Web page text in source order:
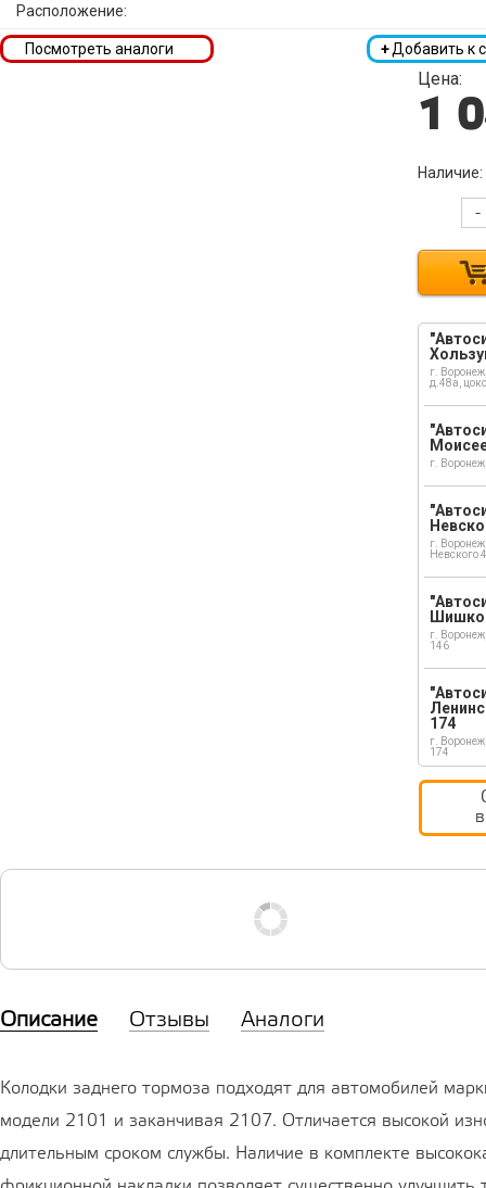
Расположение:
+Добавить к
Посмотреть аналоги
Цена:
1
Наличие:
-
г.
д.48а,
г.
г.
Невского
г.
146
174
г.
174
Описание Отзывы Аналоги
Колодки заднего тормоза подходят для автомобилей
модели 2101 и заканчивая 2107. Отличается высокой
длительным сроком службы. Наличие в комплекте